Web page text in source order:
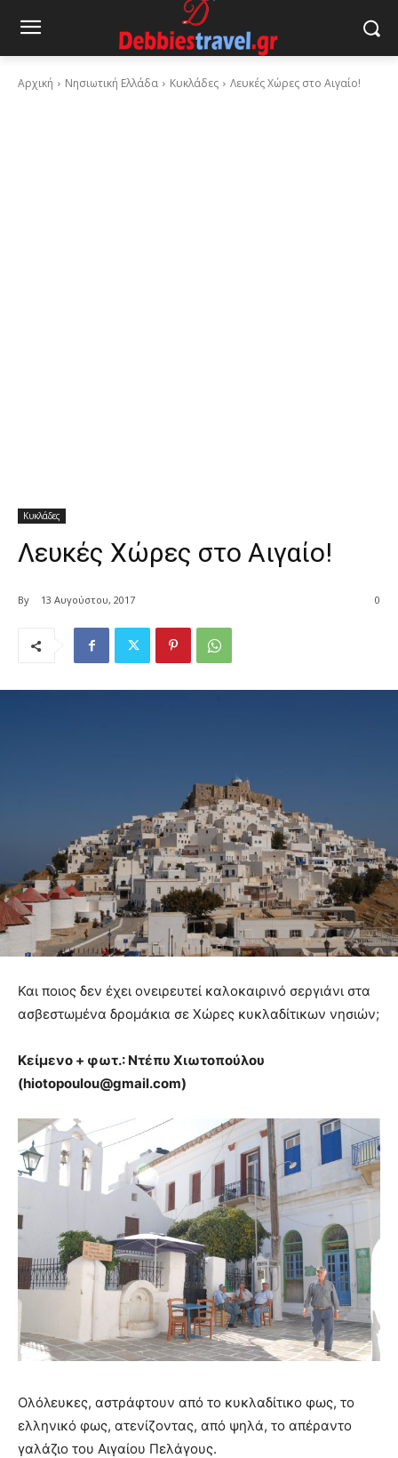
Αρχική Νησιωτική Ελλάδα Κυκλάδες Λευκές Χώρες στο Αιγαίο!
Κυκλάδες
Λευκές Χώρες στο Αιγαίο!
By 13 Αυγούστου, 2017 0
Και ποιος δεν έχει ονειρευτεί καλοκαιρινό σεργιάνι στα
ασβεστωμένα δρομάκια σε Χώρες κυκλαδίτικων νησιών;
Κείμενο + φωτ.: Ντέπυ Χιωτοπούλου
(hiotopoulou@gmail.com)
Ολόλευκες, αστράφτουν από το κυκλαδίτικο φως, το
ελληνικό φως, ατενίζοντας, από ψηλά, το απέραντο
γαλάζιο του Αιγαίου Πελάγους.